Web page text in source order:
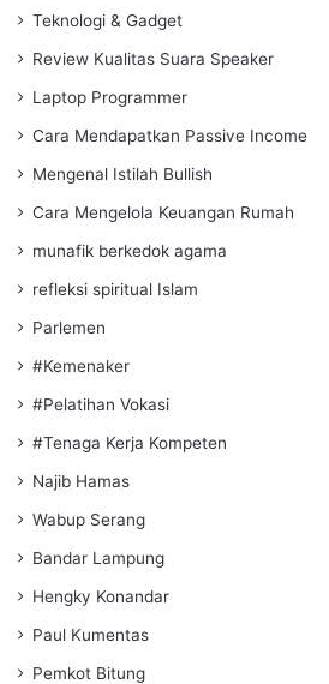
Teknologi & Gadget
Review Kualitas Suara Speaker
Laptop Programmer
Cara Mendapatkan Passive Income
Mengenal Istilah Bullish
Cara Mengelola Keuangan Rumah
munafik berkedok agama
refleksi spiritual Islam
Parlemen
#Kemenaker
#Pelatihan Vokasi
#Tenaga Kerja Kompeten
Najib Hamas
Wabup Serang
Bandar Lampung
Hengky Konandar
Paul Kumentas
Pemkot Bitung